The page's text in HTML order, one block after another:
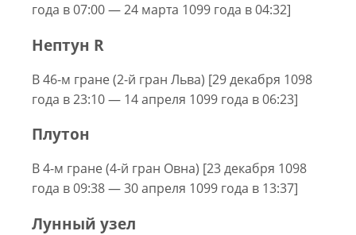
года в 07:00 — 24 марта 1099 года в 04:32]
Нептун R
В 46-м гране (2-й гран Льва) [29 декабря 1098
года в 23:10 — 14 апреля 1099 года в 06:23]
Плутон
В 4-м гране (4-й гран Овна) [23 декабря 1098
года в 09:38 — 30 апреля 1099 года в 13:37]
Лунный узел